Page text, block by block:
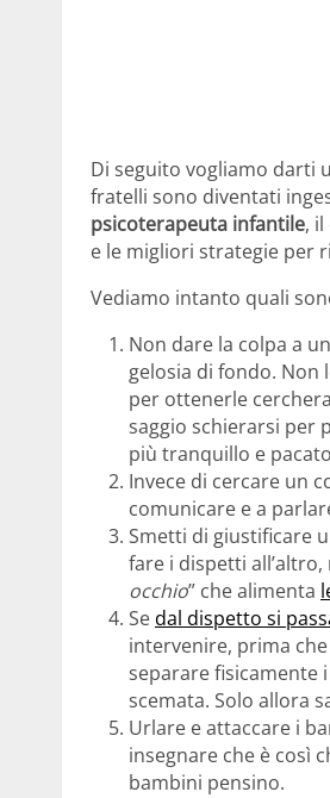
Di seguito vogliamo darti
fratelli sono diventati
psicoterapeuta infantile,
e le migliori strategie per
Vediamo intanto quali
Non dare la colpa a
gelosia di fondo.
per ottenerle
saggio schierarsi per
più tranquillo e
Invece di cercare un
comunicare e a
Smetti di giustificare
fare i dispetti
occhio” che alimenta
Sedal dispetto si
intervenire, prima
separare fisicamente
scemata. Solo allora
Urlare e attaccare i
insegnare che è così
bambini pensino.